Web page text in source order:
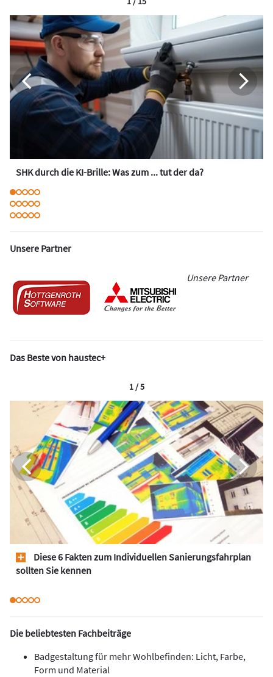
SHK durch die KI-Brille: Was zum ... tut der da?
Unsere Partner
Unsere Partner
Das Beste von haustec+
Diese 6 Fakten zum Individuellen Sanierungsfahrplan
sollten Sie kennen
1 / 5
Die beliebtesten Fachbeiträge
Badgestaltung für mehr Wohlbefinden: Licht, Farbe,
Form und Material